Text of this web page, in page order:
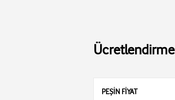
Ücretlendirme
PEŞİN FİYAT